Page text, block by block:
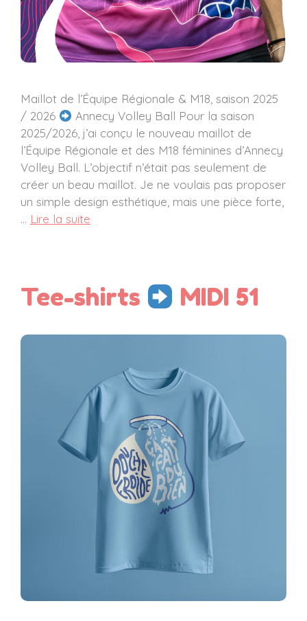
Maillot de l’Équipe Régionale & M18, saison 2025
/ 2026
Annecy Volley Ball Pour la saison
2025/2026, j’ai conçu le nouveau maillot de
l’Équipe Régionale et des M18 féminines d’Annecy
Volley Ball. L’objectif n’était pas seulement de
créer un beau maillot. Je ne voulais pas proposer
un simple design esthétique, mais une pièce forte,
… Lire la suite
Tee-shirts MIDI 51